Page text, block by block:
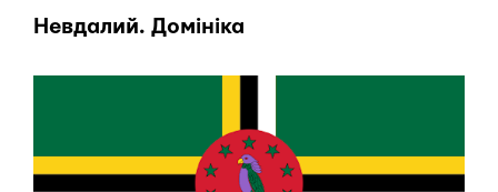
Невдалий. Домініка